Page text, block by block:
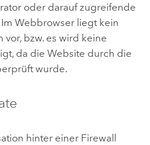
oder darauf zugreifende
Webbrowser liegt kein
vor, bzw. es wird keine
da die Website durch die
wurde.
hinter einer Firewall